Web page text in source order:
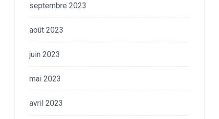
septembre 2023
août 2023
juin 2023
mai 2023
avril 2023